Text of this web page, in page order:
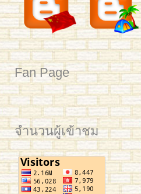
Fan Page
จำนวนผู้เข้าชม